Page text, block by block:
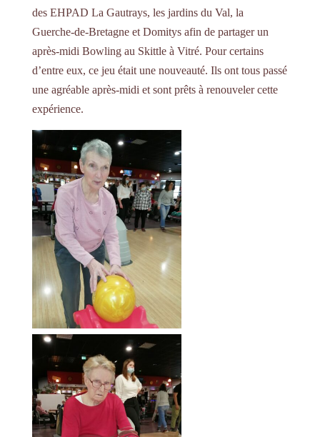
des EHPAD La Gautrays, les jardins du Val, la
Guerche-de-Bretagne et Domitys afin de partager un
après-midi Bowling au Skittle à Vitré. Pour certains
d’entre eux, ce jeu était une nouveauté. Ils ont tous passé
une agréable après-midi et sont prêts à renouveler cette
expérience.